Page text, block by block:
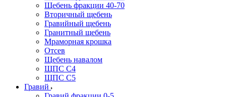
Щебень фракции 40-70
Вторичный щебень
Гравийный щебень
Гранитный щебень
Мраморная крошка
Отсев
Щебень навалом
ЩПС С4
ЩПС С5
Гравий